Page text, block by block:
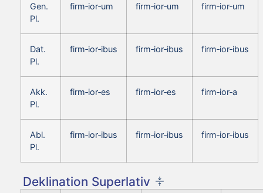
Gen.
Pl.
firm‑ior‑um firm‑ior‑um firm‑ior‑um
Dat.
Pl.
firm‑ior‑ibus firm‑ior‑ibus firm‑ior‑ibus
Akk.
Pl.
firm‑ior‑es firm‑ior‑es firm‑ior‑a
Abl.
Pl.
firm‑ior‑ibus firm‑ior‑ibus firm‑ior‑ibus
Deklination Superlativ